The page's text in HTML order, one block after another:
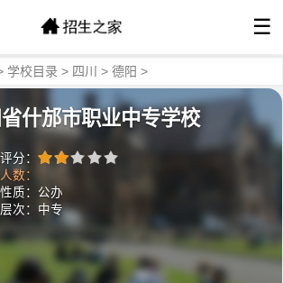
☰
学校目录 > 四川 > 德阳 >
什邡市职业中专学校
分：
数：
质：公办
次：中专